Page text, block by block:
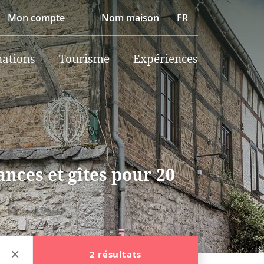
Mon compte Nom maison FR
Tourisme Expériences
et gîtes pour 20
2 résultats